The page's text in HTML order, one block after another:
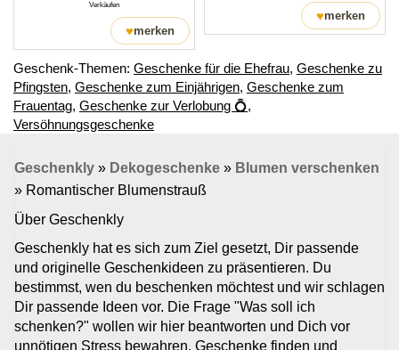
Verkäufen
♥merken
♥merken
Geschenk-Themen: Geschenke für die Ehefrau, Geschenke zu
Pfingsten, Geschenke zum Einjährigen, Geschenke zum
Frauentag, Geschenke zur Verlobung 💍,
Versöhnungsgeschenke
Geschenkly » Dekogeschenke » Blumen verschenken
» Romantischer Blumenstrauß
Über Geschenkly
Geschenkly hat es sich zum Ziel gesetzt, Dir passende
und originelle Geschenkideen zu präsentieren. Du
bestimmst, wen du beschenken möchtest und wir schlagen
Dir passende Ideen vor. Die Frage "Was soll ich
schenken?" wollen wir hier beantworten und Dich vor
unnötigen Stress bewahren. Geschenke finden und